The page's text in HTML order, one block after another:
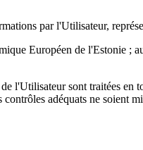
par l'Utilisateur,
Européen de l'Estonie ;
l'Utilisateur sont traitées
adéquats ne soient